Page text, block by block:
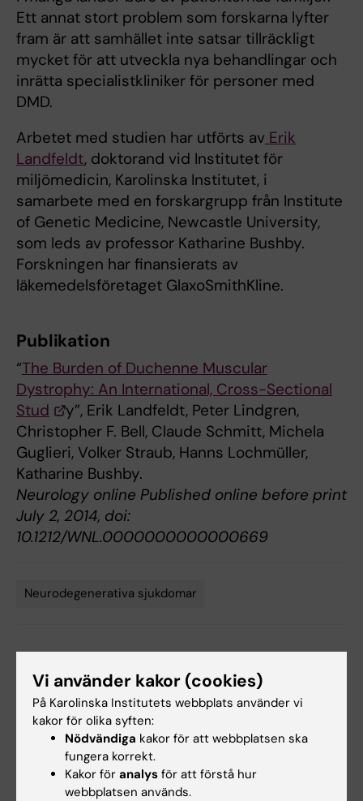
Ett annat stort problem som forskarna lyfter
fram är att samhället inte satsar tillräckligt
mycket för att utveckla nya behandlingar och
inrätta specialistkliniker för personer med
DMD.
Arbetet med studien har utförts av Erik
Landfeldt, doktorand vid Institutet för
miljömedicin, Karolinska Institutet, i
samarbete med en forskargrupp från Institute
of Genetic Medicine, Newcastle University,
som leds av professor Katharine Bushby.
Forskningen har finansierats av
läkemedelsföretaget GlaxoSmithKline.
Publikation
“The Burden of Duchenne Muscular
Dystrophy: An International, Cross-Sectional
Stud
y”, Erik Landfeldt, Peter Lindgren,
Christopher F. Bell, Claude Schmitt, Michela
Guglieri, Volker Straub, Hanns Lochmüller,
Katharine Bushby.
Neurology online Published online before print
July 2, 2014, doi:
10.1212/WNL.0000000000000669
Neurodegenerativa sjukdomar
Webb Admin 2014-07-09
Vi använder kakor (cookies)
På Karolinska Institutets webbplats använder vi
kakor för olika syften:
Nödvändiga kakor för att webbplatsen ska
fungera korrekt.
Kakor för analys för att förstå hur
webbplatsen används.